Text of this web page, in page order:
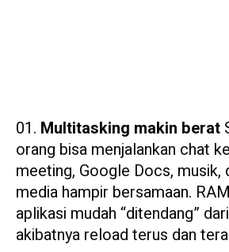
Multitasking makin berat
orang bisa menjalankan chat
meeting, Google Docs, musik,
media hampir bersamaan.
aplikasi mudah “ditendang”
akibatnya reload terus dan